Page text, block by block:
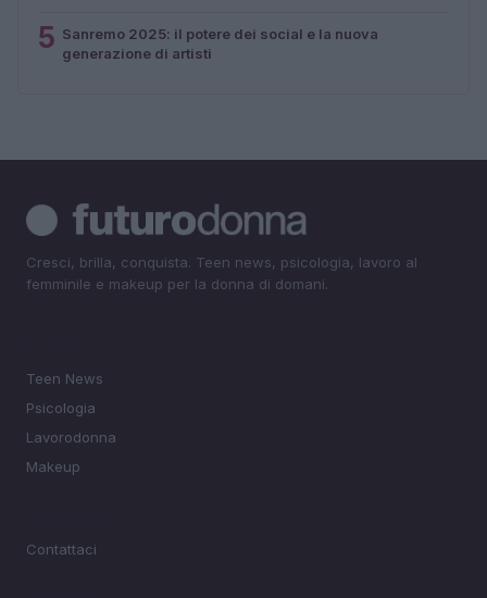
5 Sanremo 2025: il potere dei social e la nuova
generazione di artisti
Cresci, brilla, conquista. Teen news, psicologia, lavoro al
femminile e makeup per la donna di domani.
Teen News
Psicologia
Lavorodonna
Makeup
Contattaci